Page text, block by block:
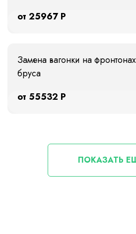
от 25967 Р
Замена вагонки на
бруса
от 55532 Р
ПОКАЗАТЬ